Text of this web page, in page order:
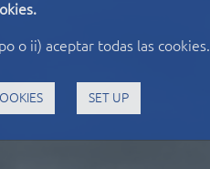
o ii) aceptar todas las cookies.
SET UP